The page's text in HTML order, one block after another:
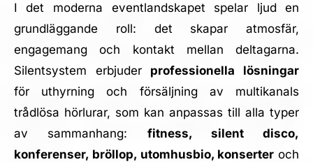
I det moderna eventlandskapet spelar ljud en
grundläggande roll: det skapar atmosfär,
engagemang och kontakt mellan deltagarna.
Silentsystem erbjuder professionella lösningar
för uthyrning och försäljning av multikanals
trådlösa hörlurar, som kan anpassas till alla typer
av sammanhang: fitness, silent disco,
konferenser, bröllop, utomhusbio, konserter och